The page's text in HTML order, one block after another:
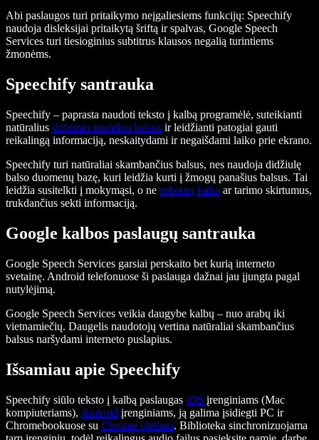
Abi paslaugos turi pritaikymo neįgaliesiems funkcijų: Speechify
naudoja disleksijai pritaikytą šriftą ir spalvas, Google Speech
Services turi tiesioginius subtitrus klausos negalią turintiems
žmonėms.
Speechify santrauka
Speechify – paprasta naudoti teksto į kalbą programėlė, suteikianti
natūralius dirbtinio intelekto balsus ir leidžianti patogiai gauti
reikalingą informaciją, neskaitydami ir negaišdami laiko prie ekrano.
Speechify turi natūraliai skambančius balsus, nes naudoja didžiulę
balso duomenų bazę, kuri leidžia kurti į žmogų panašius balsus. Tai
leidžia susitelkti į mokymąsi, o ne robotinį balsą ar tarimo skirtumus,
trukdančius sekti informaciją.
Google kalbos paslaugų santrauka
Google Speech Services garsiai perskaito bet kurią interneto
svetainę. Android telefonuose ši paslauga dažnai jau įjungta pagal
nutylėjimą.
Google Speech Services veikia daugybe kalbų – nuo arabų iki
vietnamiečių. Daugelis naudotojų vertina natūraliai skambančius
balsus naršydami interneto puslapius.
Išsamiau apie Speechify
Speechify siūlo teksto į kalbą paslaugas iOS įrenginiams (Mac
kompiuteriams), Android įrenginiams, ją galima įsidiegti PC ir
Chromebookuose su Chrome plėtiniu. Biblioteka sinchronizuojama